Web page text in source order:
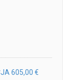
605,00 €